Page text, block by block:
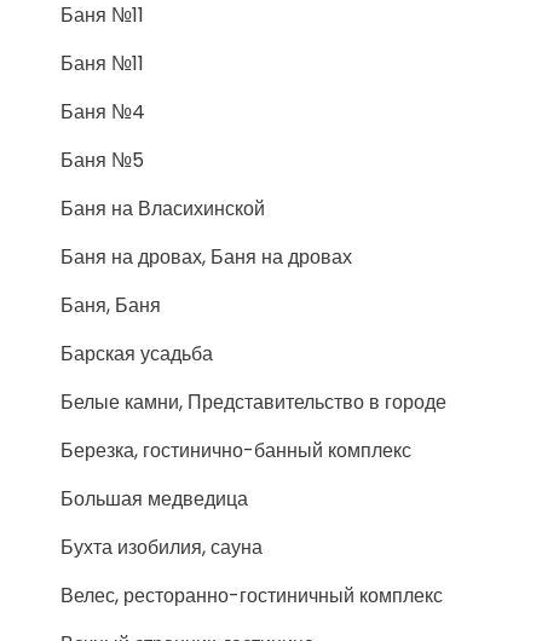
Баня №11
Баня №11
Баня №4
Баня №5
Баня на Власихинской
Баня на дровах, Баня на дровах
Баня, Баня
Барская усадьба
Белые камни, Представительство в городе
Березка, гостинично-банный комплекс
Большая медведица
Бухта изобилия, сауна
Велес, ресторанно-гостиничный комплекс